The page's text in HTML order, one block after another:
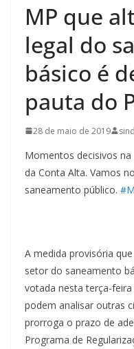
MP que
legal do
básico é
pauta do
28 de maio de 2019
Momentos decisivos
da Conta Alta. Vamos
saneamento público. #
A medida provisória
setor do saneamento
votada nesta terça-
podem analisar outras
prorroga o prazo de
Programa de